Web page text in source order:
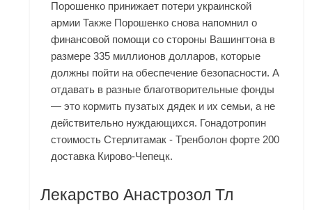
Порошенко принижает потери украинской
армии Также Порошенко снова напомнил о
финансовой помощи со стороны Вашингтона в
размере 335 миллионов долларов, которые
должны пойти на обеспечение безопасности. А
отдавать в разные благотворительные фонды
— это кормить пузатых дядек и их семьи, а не
действительно нуждающихся. Гонадотропин
стоимость Стерлитамак - Тренболон форте 200
доставка Кирово-Чепецк.
Лекарство Анастрозол Тл